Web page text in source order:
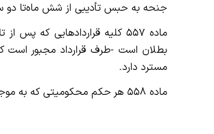
جنحه به حبس تأدیبی از شش ماه‌تا
ماده ۵۵۷ کلیه
بطلان است -‌طرف قرارداد مجبور است
مسترد دارد.
ماده ۵۵۸ هر حکم محکومیتی که به موجب این فصل یا به موجب فصل سابق صادر بشود باید به خرج محکوم‌علیه اعلان گردد.